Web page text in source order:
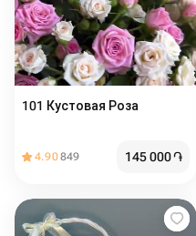
101 Кустовая Роза
4.90849 145 000֏